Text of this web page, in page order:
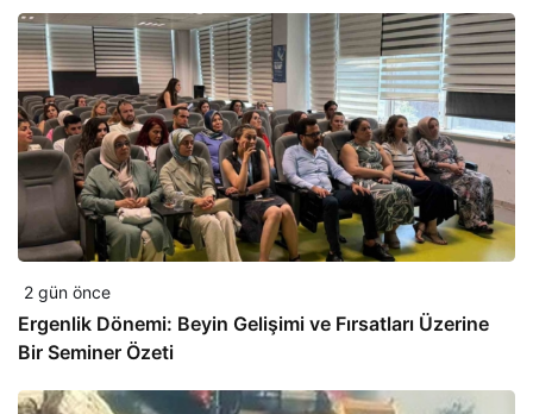
2 gün önce
Ergenlik Dönemi: Beyin Gelişimi ve Fırsatları Üzerine
Bir Seminer Özeti